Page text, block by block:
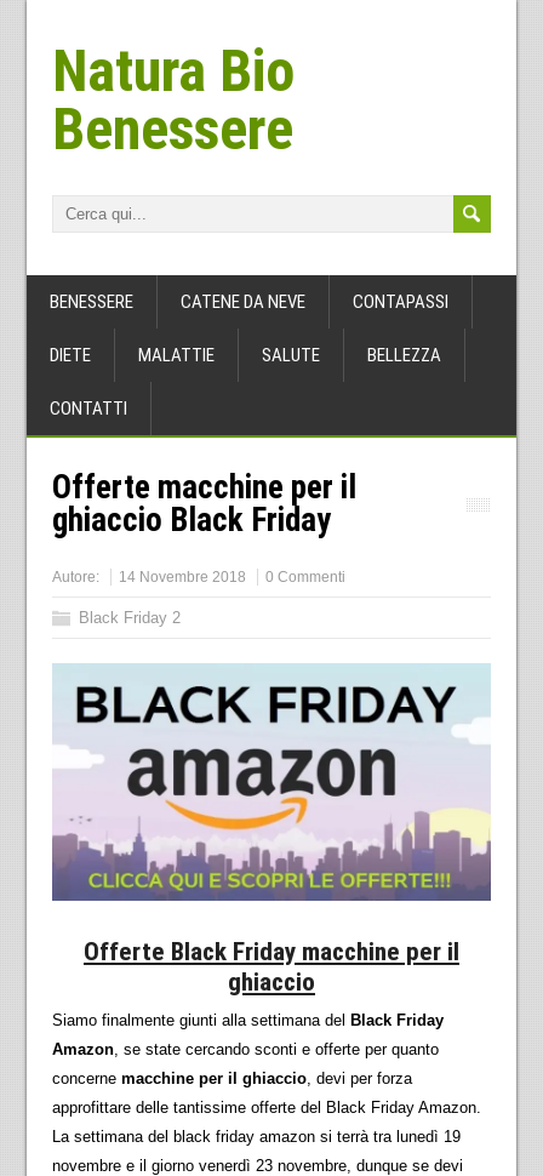
Natura Bio
Benessere
BENESSERE CATENE DA NEVE CONTAPASSI
DIETE MALATTIE SALUTE BELLEZZA
CONTATTI
Offerte macchine per il
ghiaccio Black Friday
Autore: 14 Novembre 2018 0 Commenti
Black Friday 2
Offerte Black Friday macchine per il
ghiaccio
Siamo finalmente giunti alla settimana del Black Friday
Amazon, se state cercando sconti e offerte per quanto
concerne macchine per il ghiaccio, devi per forza
approfittare delle tantissime offerte del Black Friday Amazon.
La settimana del black friday amazon si terrà tra lunedì 19
novembre e il giorno venerdì 23 novembre, dunque se devi